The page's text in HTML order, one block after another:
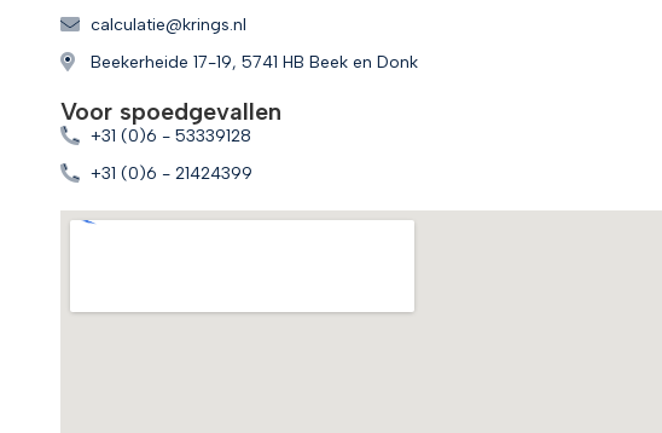
calculatie@krings.nl
Beekerheide 17-19, 5741 HB Beek en Donk
Voor spoedgevallen
+31 (0)6 - 53339128
+31 (0)6 - 21424399